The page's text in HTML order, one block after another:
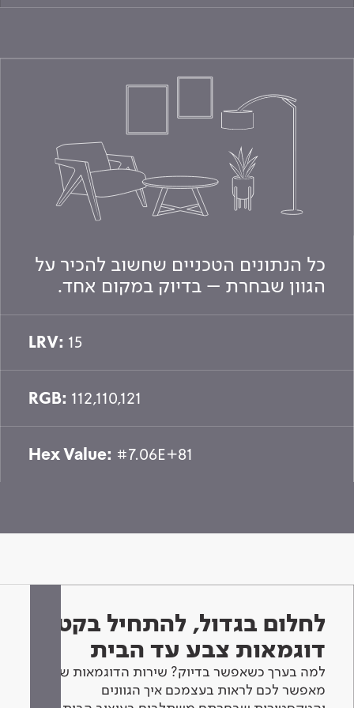
כל הנתונים הטכניים שחשוב להכיר על
הגוון שבחרת – בדיוק במקום אחד.
LRV: 15
RGB: 112,110,121
Hex Value: #7.06E+81
לחלום בגדול, להתחיל בקטן -
דוגמאות צבע עד הבית
למה בערך כשאפשר בדיוק? שירות הדוגמאות שלנו
מאפשר לכם לראות בעצמכם איך הגוונים